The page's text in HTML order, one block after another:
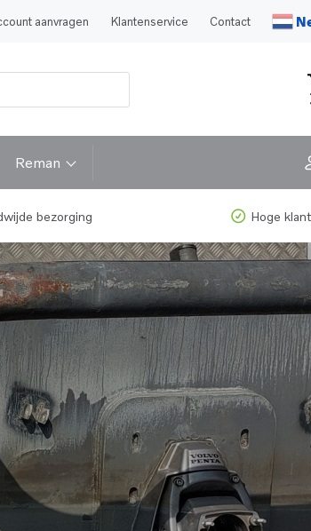
aanvragen Klantenservice Contact
Reman
bezorging Hoge